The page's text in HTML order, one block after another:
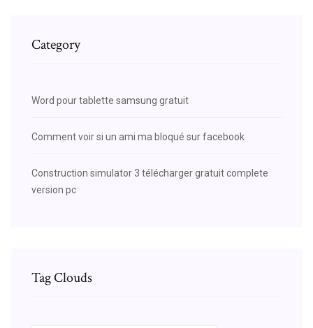
Category
Word pour tablette samsung gratuit
Comment voir si un ami ma bloqué sur facebook
Construction simulator 3 télécharger gratuit complete
version pc
Tag Clouds